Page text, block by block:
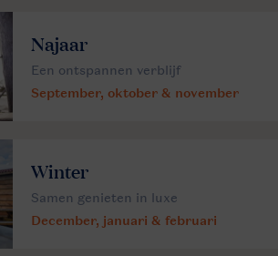
Najaar
Een ontspannen verblijf
September, oktober & november
Winter
Samen genieten in luxe
December, januari & februari